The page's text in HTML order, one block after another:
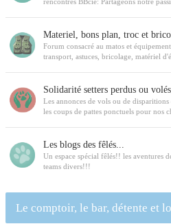
Materiel, bons plan, troc et
Forum consacré au matos et
transport, astuces, bricolage, matériel
Solidarité setters perdus ou
Les annonces de vols ou de
les coups de pattes ponctuels pour nos
Les blogs des fêlés...
Un espace spécial fêlés!! les aventures
teams divers!!!
Le comptoir, le bar, détente et